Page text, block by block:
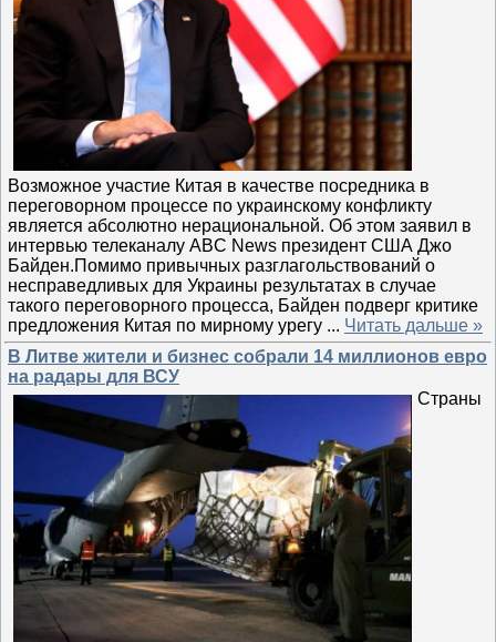
Возможное участие Китая в качестве посредника в
переговорном процессе по украинскому конфликту
является абсолютно нерациональной. Об этом заявил в
интервью телеканалу ABC News президент США Джо
Байден.Помимо привычных разглагольствований о
несправедливых для Украины результатах в случае
такого переговорного процесса, Байден подверг критике
предложения Китая по мирному урегу ... Читать дальше »
В Литве жители и бизнес собрали 14 миллионов евро
на радары для ВСУ
Страны